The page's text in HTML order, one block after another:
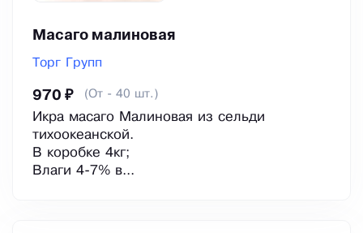
Масаго малиновая
Торг Групп
970 ₽ (От - 40 шт.)
Икра масаго Малиновая из сельди
тихоокеанской.
В коробке 4кг;
Влаги 4-7% в...